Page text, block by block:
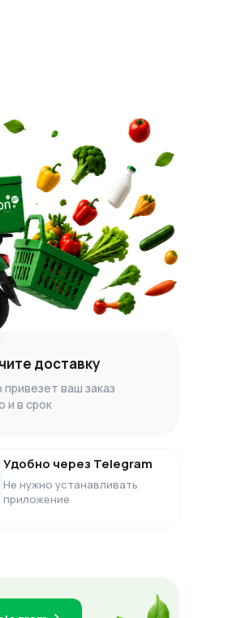
доставку
привезет ваш заказ
и в срок
Удобно через Telegram
Не нужно устанавливать
приложение